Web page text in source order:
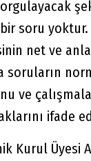
soru yoktur.
net ve
soruların
ve
ifade
Kurul Üyesi